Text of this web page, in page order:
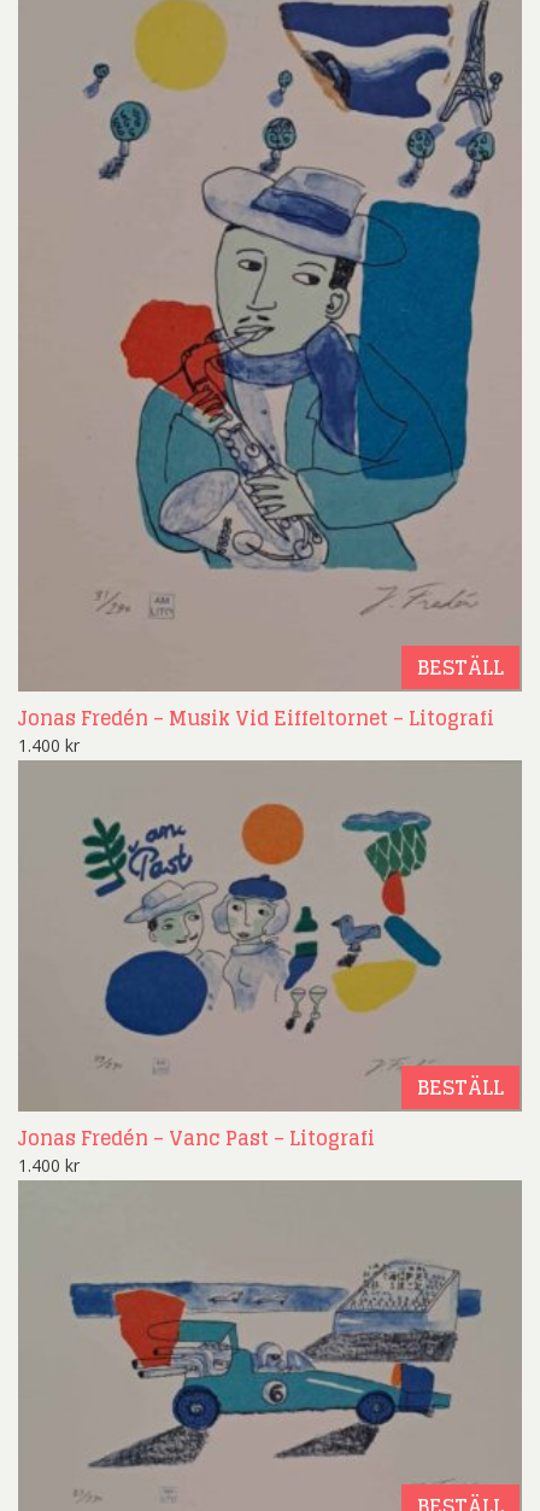
BESTÄLL
Jonas Fredén – Musik Vid Eiffeltornet – Litografi
1.400 kr
BESTÄLL
Jonas Fredén – Vanc Past – Litografi
1.400 kr